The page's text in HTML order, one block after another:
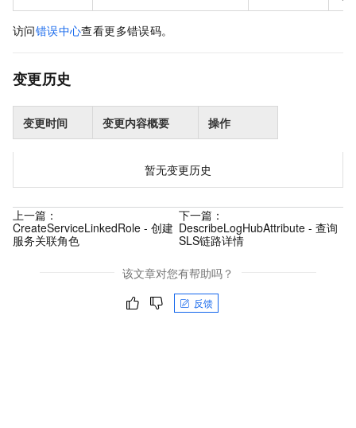
访问错误中心查看更多错误码。
变更历史
变更时间 变更内容概要 操作
暂无变更历史
上一篇：
CreateServiceLinkedRole - 创建
服务关联角色
下一篇：
DescribeLogHubAttribute - 查询
SLS链路详情
该文章对您有帮助吗？
反馈